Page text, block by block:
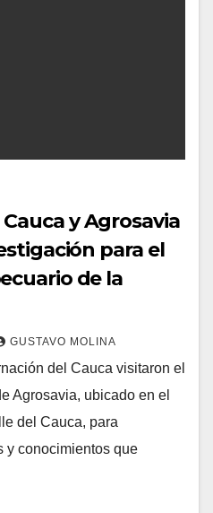
y Agrosavia
para el
de la
GUSTAVO MOLINA
del Cauca visitaron el
Agrosavia, ubicado en el
del Cauca, para
y conocimientos que